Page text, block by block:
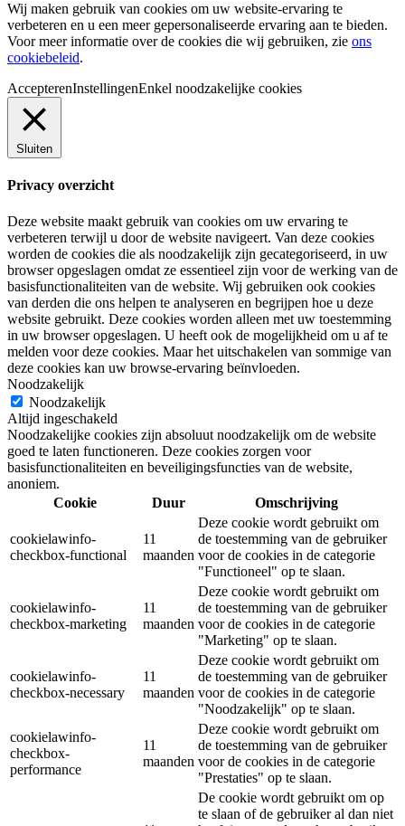
Wij maken gebruik van cookies om uw website-ervaring te
verbeteren en u een meer gepersonaliseerde ervaring aan te bieden.
Voor meer informatie over de cookies die wij gebruiken, zie ons
cookiebeleid.
AccepterenInstellingenEnkel noodzakelijke cookies
Sluiten
Privacy overzicht
Deze website maakt gebruik van cookies om uw ervaring te
verbeteren terwijl u door de website navigeert. Van deze cookies
worden de cookies die als noodzakelijk zijn gecategoriseerd, in uw
browser opgeslagen omdat ze essentieel zijn voor de werking van de
basisfunctionaliteiten van de website. Wij gebruiken ook cookies
van derden die ons helpen te analyseren en begrijpen hoe u deze
website gebruikt. Deze cookies worden alleen met uw toestemming
in uw browser opgeslagen. U heeft ook de mogelijkheid om u af te
melden voor deze cookies. Maar het uitschakelen van sommige van
deze cookies kan uw browse-ervaring beïnvloeden.
Noodzakelijk
Noodzakelijk
Altijd ingeschakeld
Noodzakelijke cookies zijn absoluut noodzakelijk om de website
goed te laten functioneren. Deze cookies zorgen voor
basisfunctionaliteiten en beveiligingsfuncties van de website,
anoniem.
Cookie
Duur Omschrijving
cookielawinfo-
checkbox-functional
11
maanden
Deze cookie wordt gebruikt om
de toestemming van de gebruiker
voor de cookies in de categorie
"Functioneel" op te slaan.
cookielawinfo-
checkbox-marketing
11
maanden
Deze cookie wordt gebruikt om
de toestemming van de gebruiker
voor de cookies in de categorie
"Marketing" op te slaan.
cookielawinfo-
checkbox-necessary
11
maanden
Deze cookie wordt gebruikt om
de toestemming van de gebruiker
voor de cookies in de categorie
"Noodzakelijk" op te slaan.
cookielawinfo-
checkbox-
performance
11
maanden
Deze cookie wordt gebruikt om
de toestemming van de gebruiker
voor de cookies in de categorie
"Prestaties" op te slaan.
De cookie wordt gebruikt om op
te slaan of de gebruiker al dan niet